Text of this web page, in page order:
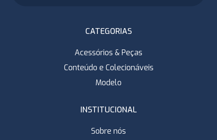
CATEGORIAS
Acessórios & Peças
Conteúdo e Colecionáveis
Modelo
INSTITUCIONAL
Sobre nós